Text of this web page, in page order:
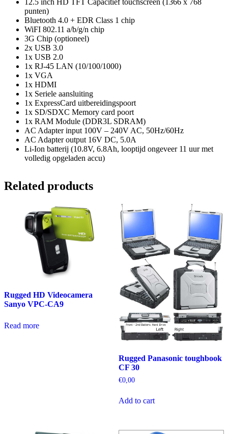
punten)
Bluetooth 4.0 + EDR Class 1 chip
WiFI 802.11 a/b/g/n chip
3G Chip (optioneel)
2x USB 3.0
1x USB 2.0
1x RJ-45 LAN (10/100/1000)
1x VGA
1x HDMI
1x Seriele aansluiting
1x ExpressCard uitbereidingspoort
1x SD/SDXC Memory card poort
1x RAM Module (DDR3L SDRAM)
AC Adapter input 100V – 240V AC, 50Hz/60Hz
AC Adapter output 16V DC, 5.0A
Li-Ion batterij (10.8V, 6.8Ah, looptijd ongeveer 11 uur met
volledig opgeladen accu)
Related products
Rugged HD Videocamera
Sanyo VPC-CA9
Read more
Rugged Panasonic toughbook
CF 30
€0,00
Add to cart